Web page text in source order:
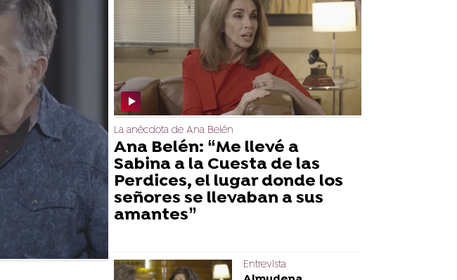
La anécdota de Ana Belén
Ana Belén: “Me llevé a
Sabina a la Cuesta de las
Perdices, el lugar donde los
señores se llevaban a sus
amantes”
Entrevista